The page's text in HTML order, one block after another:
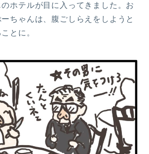
ホテルが目に入ってきました。お
ちゃんは、腹ごしらえをしようと
とに。